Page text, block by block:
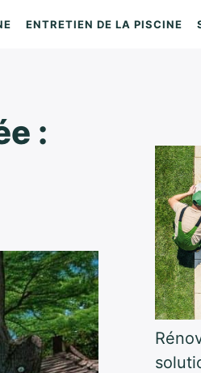
ENTRETIEN DE LA PISCINE
: